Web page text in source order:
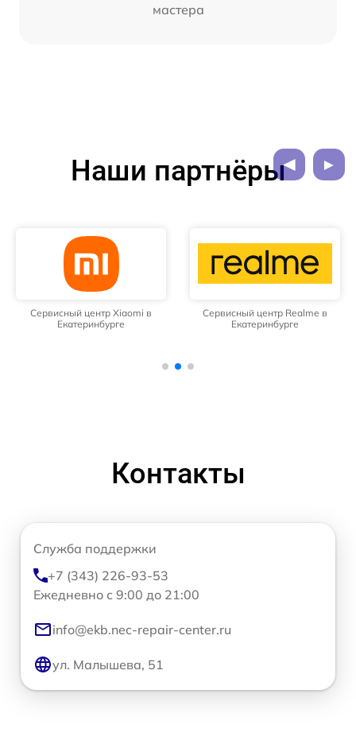
мастера
Наши партнёры
Сервисный центр Xiaomi в
Екатеринбурге
Сервисный центр Realme в
Екатеринбурге
Контакты
Служба поддержки
+7 (343) 226-93-53
Ежедневно с 9:00 до 21:00
info@ekb.nec-repair-center.ru
ул. Малышева, 51